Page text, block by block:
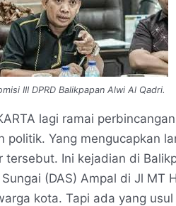
III DPRD Balikpapan Alwi Al Qadri.
lagi ramai
politik. Yang mengucapkan
tersebut. Ini kejadian di
(DAS) Ampal di Jl MT
kota. Tapi ada yang